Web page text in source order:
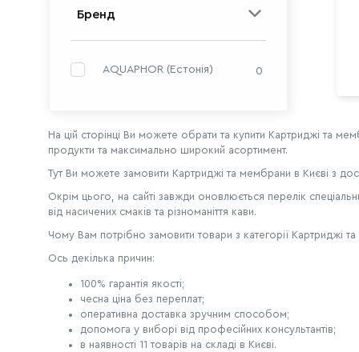
Бренд
AQUAPHOR (Естонія) 0
На цій сторінці Ви можете обрати та купити Картриджі та
продукти та максимально широкий асортимент.
Тут Ви можете замовити Картриджі та мембрани в Києві з
Окрім цього, на сайті завжди оновлюється перелік
від насичених смаків та різноманіття кави.
Чому Вам потрібно замовити товари з категорії Картриджі
Ось декілька причин:
100% гарантія якості;
чесна ціна без переплат;
оперативна доставка зручним способом;
допомога у виборі від професійних консультантів;
в наявності 11 товарів на складі в Києві.